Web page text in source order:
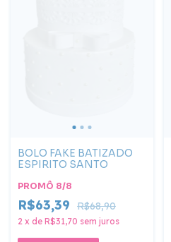
BOLO FAKE BATIZADO
ESPIRITO SANTO
PROMÔ 8/8
R$63,39 R$68,90
2 x de R$31,70 sem juros